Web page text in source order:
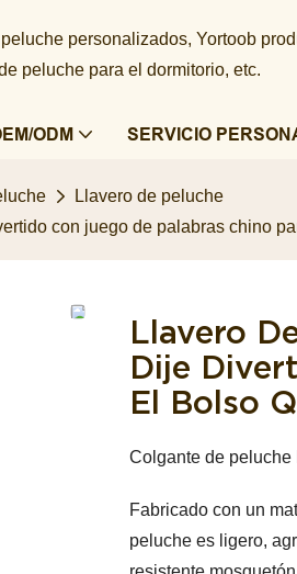
personalizados, Yortoob
peluche para el dormitorio, etc.
ODM SERVICIO
Llavero de peluche
con juego de palabras chino
Llavero
Dije
El Bolso
Colgante de
Fabricado con un
peluche es ligero,